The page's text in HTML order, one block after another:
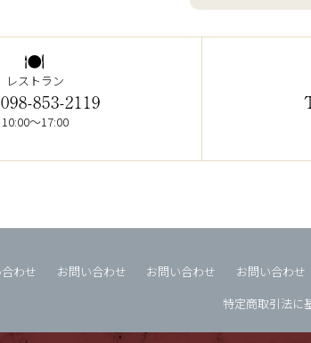
レストラン
853-2119
10:00～17:00
わせ お問い合わせ お問い合わせ お問い合わせ
特定商取引法に